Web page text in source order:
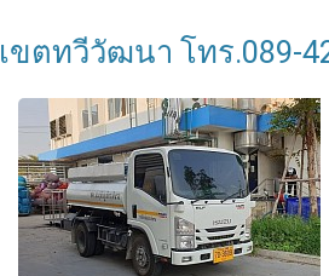
เขตทวีวัฒนา โทร.089-